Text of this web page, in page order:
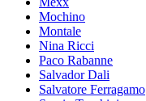
Mochino
Montale
Nina Ricci
Paco Rabanne
Salvador Dali
Salvatore Ferragamo